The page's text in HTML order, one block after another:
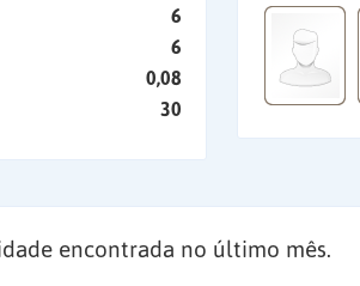
6
6
0,08
30
encontrada no último mês.